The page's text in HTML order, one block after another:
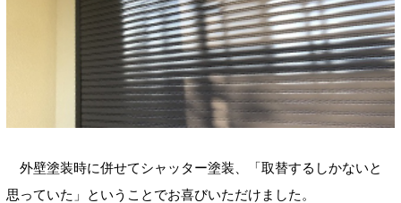
外壁塗装時に併せてシャッター塗装、「取替するしかないと
思っていた」ということでお喜びいただけました。